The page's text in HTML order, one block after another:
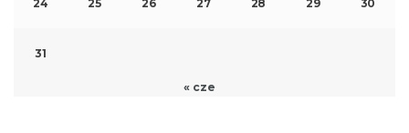
24 25 26 27 28 29 30
31
« cze